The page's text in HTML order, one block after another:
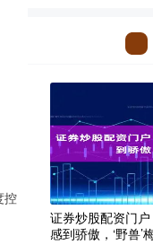
控
证券炒股配资门
感到骄傲，‘野兽’